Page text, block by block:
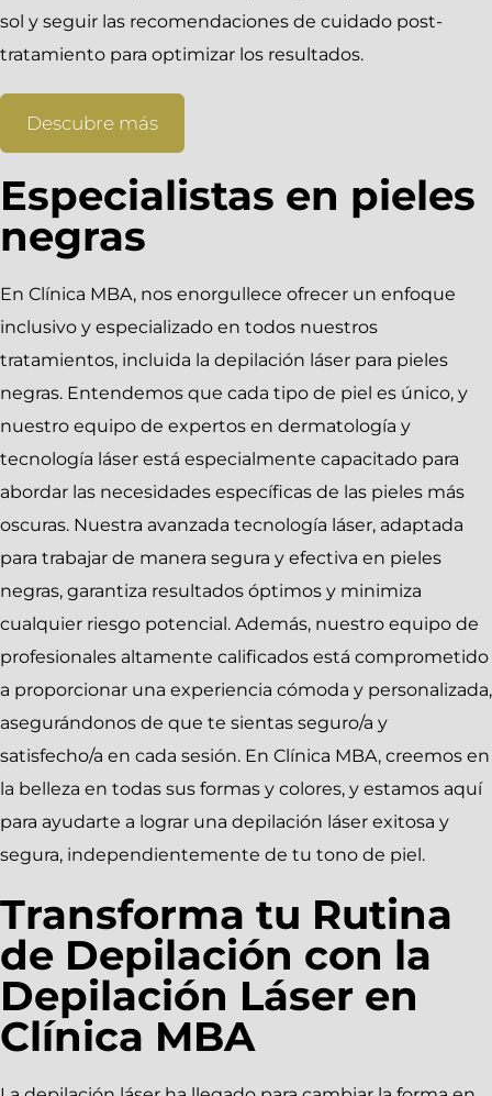
sol y seguir las recomendaciones de cuidado post-
tratamiento para optimizar los resultados.
Descubre más
Especialistas en pieles
negras
En Clínica MBA, nos enorgullece ofrecer un enfoque
inclusivo y especializado en todos nuestros
tratamientos, incluida la depilación láser para pieles
negras. Entendemos que cada tipo de piel es único, y
nuestro equipo de expertos en dermatología y
tecnología láser está especialmente capacitado para
abordar las necesidades específicas de las pieles más
oscuras. Nuestra avanzada tecnología láser, adaptada
para trabajar de manera segura y efectiva en pieles
negras, garantiza resultados óptimos y minimiza
cualquier riesgo potencial. Además, nuestro equipo de
profesionales altamente calificados está comprometido
a proporcionar una experiencia cómoda y personalizada,
asegurándonos de que te sientas seguro/a y
satisfecho/a en cada sesión. En Clínica MBA, creemos en
la belleza en todas sus formas y colores, y estamos aquí
para ayudarte a lograr una depilación láser exitosa y
segura, independientemente de tu tono de piel.
Transforma tu Rutina
de Depilación con la
Depilación Láser en
Clínica MBA